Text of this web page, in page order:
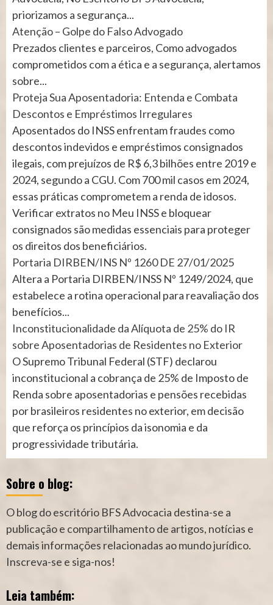
priorizamos a segurança...
Atenção – Golpe do Falso Advogado
Prezados clientes e parceiros, Como advogados
comprometidos com a ética e a segurança, alertamos
sobre...
Proteja Sua Aposentadoria: Entenda e Combata
Descontos e Empréstimos Irregulares
Aposentados do INSS enfrentam fraudes como
descontos indevidos e empréstimos consignados
ilegais, com prejuízos de R$ 6,3 bilhões entre 2019 e
2024, segundo a CGU. Com 700 mil casos em 2024,
essas práticas comprometem a renda de idosos.
Verificar extratos no Meu INSS e bloquear
consignados são medidas essenciais para proteger
os direitos dos beneficiários.
Portaria DIRBEN/INS Nº 1260 DE 27/01/2025
Altera a Portaria DIRBEN/INSS Nº 1249/2024, que
estabelece a rotina operacional para reavaliação dos
benefícios...
Inconstitucionalidade da Alíquota de 25% do IR
sobre Aposentadorias de Residentes no Exterior
O Supremo Tribunal Federal (STF) declarou
inconstitucional a cobrança de 25% de Imposto de
Renda sobre aposentadorias e pensões recebidas
por brasileiros residentes no exterior, em decisão
que reforça os princípios da isonomia e da
progressividade tributária.
Sobre o blog:
O blog do escritório BFS Advocacia destina-se a
publicação e compartilhamento de artigos, notícias e
demais informações relacionadas ao mundo jurídico.
Inscreva-se e siga-nos!
Leia também: